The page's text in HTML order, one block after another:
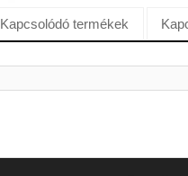
Kapcsolódó termékek